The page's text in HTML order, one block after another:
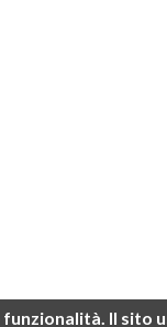
funzionalità. Il sito